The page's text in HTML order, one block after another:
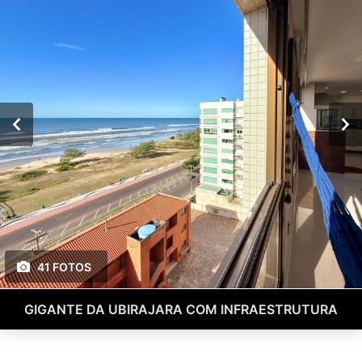
41 FOTOS
GIGANTE DA UBIRAJARA COM INFRAESTRUTURA